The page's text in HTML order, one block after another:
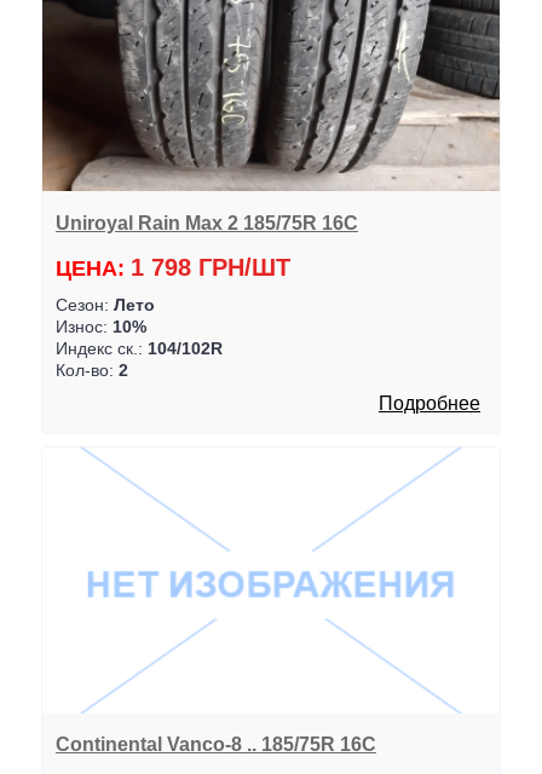
Uniroyal Rain Max 2 185/75R 16C
ЦЕНА: 1 798 ГРН/ШТ
Сезон: Лето
Износ: 10%
Индекс ск.: 104/102R
Кол-во: 2
Подробнее
Continental Vanco-8 .. 185/75R 16C